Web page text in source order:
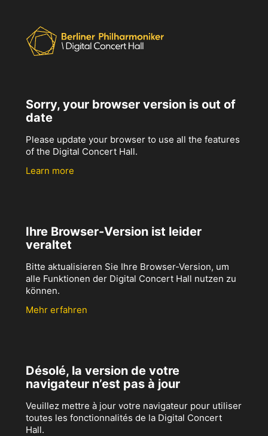
Sorry, your browser version is out of
date
Please update your browser to use all the features
of the Digital Concert Hall.
Learn more
Ihre Browser-Version ist leider
veraltet
Bitte aktualisieren Sie Ihre Browser-Version, um
alle Funktionen der Digital Concert Hall nutzen zu
können.
Mehr erfahren
Désolé, la version de votre
navigateur n’est pas à jour
Veuillez mettre à jour votre navigateur pour utiliser
toutes les fonctionnalités de la Digital Concert
Hall.